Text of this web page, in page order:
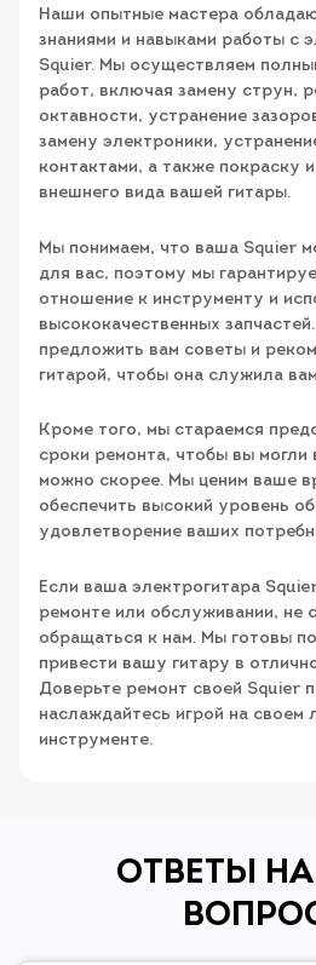
Наши опытные мастера
знаниями и навыками работы с
Squier. Мы осуществляем
работ, включая замену струн,
октавности, устранение
замену электроники,
контактами, а также покраску
внешнего вида вашей гитары.
Мы понимаем, что ваша Squier
для вас, поэтому мы
отношение к инструменту и
высококачественных
предложить вам советы и
гитарой, чтобы она служила
Кроме того, мы стараемся
сроки ремонта, чтобы вы могли
можно скорее. Мы ценим ваше
обеспечить высокий уровень
удовлетворение ваших
Если ваша электрогитара
ремонте или обслуживании, не
обращаться к нам. Мы готовы
привести вашу гитару в
Доверьте ремонт своей Squier
наслаждайтесь игрой на своем
инструменте.
ОТВЕТЫ